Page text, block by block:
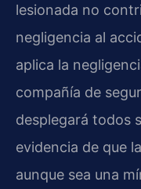
lesionada no
negligencia al
aplica la
compañía de
desplegará todos
evidencia de que
aunque sea una